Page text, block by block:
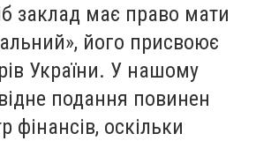
заклад має право мати
його присвоює
України. У нашому
подання повинен
фінансів, оскільки